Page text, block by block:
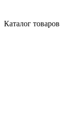
Каталог товаров